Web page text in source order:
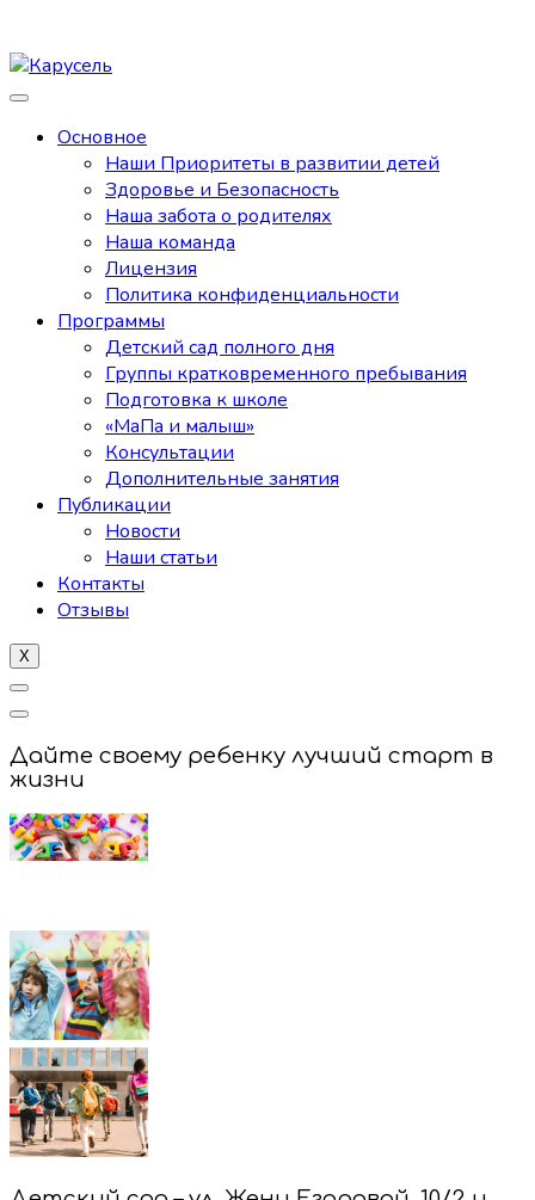
Основное
Наши Приоритеты в развитии детей
Здоровье и Безопасность
Наша забота о родителях
Наша команда
Лицензия
Политика конфиденциальности
Программы
Детский сад полного дня
Группы кратковременного пребывания
Подготовка к школе
«МаПа и малыш»
Консультации
Дополнительные занятия
Публикации
Новости
Наши статьи
Контакты
Отзывы
X
Дайте своему ребенку лучший старт в
жизни